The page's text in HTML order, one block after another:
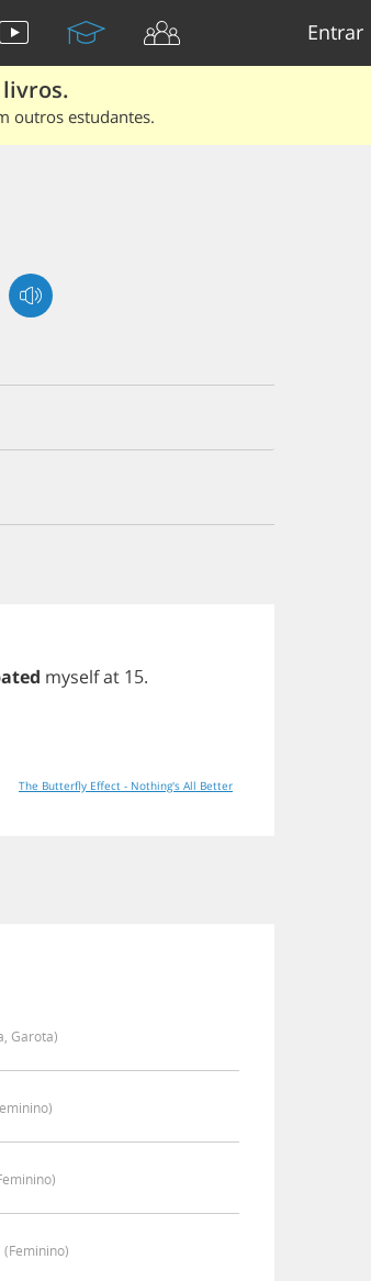
Entrar
outros estudantes.
myselfat 15.
The Butterfly Effect - Nothing's All Better
Garota)
(feminino)